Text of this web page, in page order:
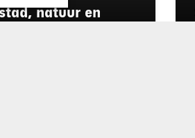
natuur en